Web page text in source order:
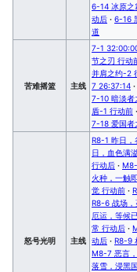
6-14 冰原之
动后 · 6-16
道
苦难摇篮 主线
7-1
节之刃 行动
并肩之约-2
7 26:37:14 ·
7-10 暗淡者
盾-1 行动前 ·
7-18 爱国者
怒号光明 主线
R8-1 昨日，
日，血色满
行动后 ·
火种，一触
觉 行动前 ·
R8-6 战场，
厄运，等候
常 行动后 ·
动后 · R8-9
M8-7 恶言
落雪，浸黑